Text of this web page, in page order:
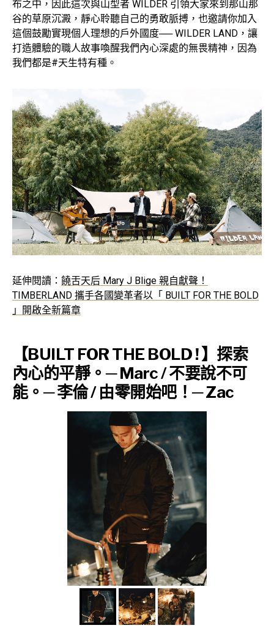
布之中，因此這次與山型者 WILDER 引領大家來到那山那
谷的草原沉澱，靜心聆聽自己的勇敢脈搏，也邀請你加入
這個鼓勵實現個人理想的戶外國度── WILDER LAND，讓
打造體驗的職人故事喚醒我們內心深處的無畏精神，因為
我們都是#天生特有種。
延伸閱讀： 饒舌天后 Mary J Blige 親自獻聲！
TIMBERLAND 攜手各國變革者以「 BUILT FOR THE BOLD
」開啟全新篇章
【BUILT FOR THE BOLD ! 】探索
內心的平靜。─ Marc / 不要說不可
能。─ 李倫 / 由零開始吧！─ Zac